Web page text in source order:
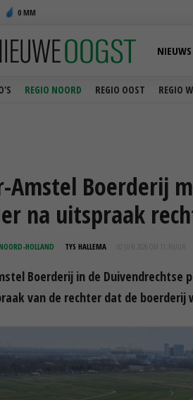
0 MM
REGIO NOORD REGIO OOST REGIO
NIEUWS
Amstel Boerderij
na uitspraak
HOLLAND TYS HALLEMA 02 JUN 2026 OM 11:16
Boerderij in de
van de rechter dat de